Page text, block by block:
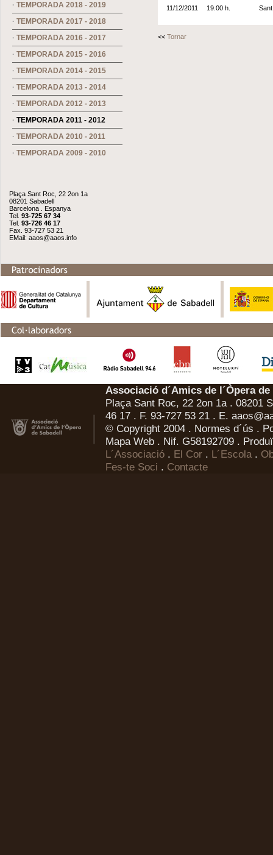
· TEMPORADA 2018 - 2019
· TEMPORADA 2017 - 2018
· TEMPORADA 2016 - 2017
· TEMPORADA 2015 - 2016
· TEMPORADA 2014 - 2015
· TEMPORADA 2013 - 2014
· TEMPORADA 2012 - 2013
· TEMPORADA 2011 - 2012
· TEMPORADA 2010 - 2011
· TEMPORADA 2009 - 2010
Plaça Sant Roc, 22 2on 1a
08201 Sabadell
Barcelona . Espanya
Tel. 93-725 67 34
Tel. 93-726 46 17
Fax. 93-727 53 21
EMail: aaos@aaos.info
11/12/2011 19.00 h.
<< Tornar
Associació d´Amics de l´Òpera
Plaça Sant Roc, 22 2on 1a . 08201
46 17 . F. 93-727 53 21 . E.
© Copyright 2004 . Normes d´ús .
Mapa Web . Nif. G58192709 .
L´Associació . El Cor . L´Escola.
Fes-te Soci . Contacte